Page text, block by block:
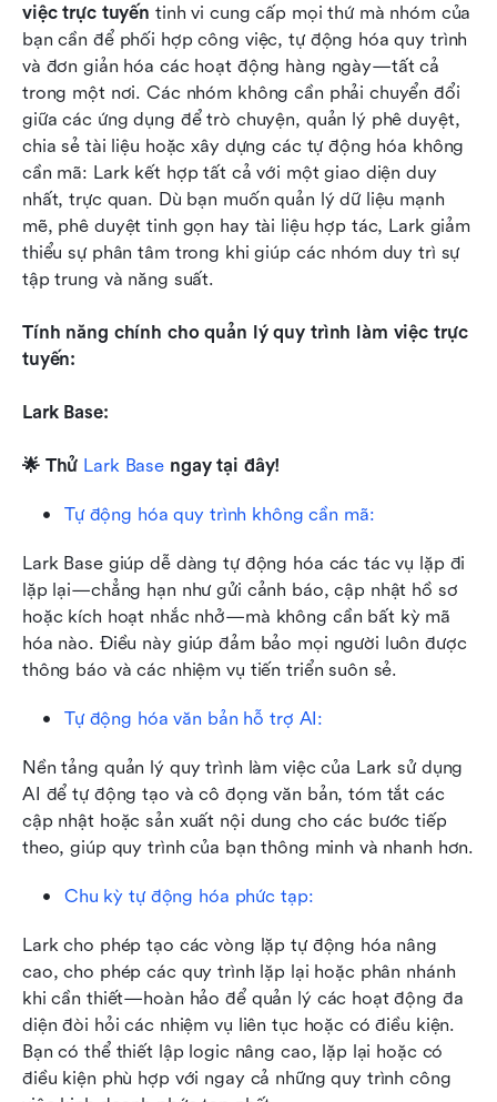
việc trực tuyến tinh vi cung cấp mọi thứ mà nhóm của
bạn cần để phối hợp công việc, tự động hóa quy trình
và đơn giản hóa các hoạt động hàng ngày—tất cả
trong một nơi. Các nhóm không cần phải chuyển đổi
giữa các ứng dụng để trò chuyện, quản lý phê duyệt,
chia sẻ tài liệu hoặc xây dựng các tự động hóa không
cần mã: Lark kết hợp tất cả với một giao diện duy
nhất, trực quan. Dù bạn muốn quản lý dữ liệu mạnh
mẽ, phê duyệt tinh gọn hay tài liệu hợp tác, Lark giảm
thiểu sự phân tâm trong khi giúp các nhóm duy trì sự
tập trung và năng suất.
Tính năng chính cho quản lý quy trình làm việc trực
tuyến:
Lark Base:
🌟 Thử Lark Base ngay tại đây!
Tự động hóa quy trình không cần mã:
Lark Base giúp dễ dàng tự động hóa các tác vụ lặp đi
lặp lại—chẳng hạn như gửi cảnh báo, cập nhật hồ sơ
hoặc kích hoạt nhắc nhở—mà không cần bất kỳ mã
hóa nào. Điều này giúp đảm bảo mọi người luôn được
thông báo và các nhiệm vụ tiến triển suôn sẻ.
Tự động hóa văn bản hỗ trợ AI:
Nền tảng quản lý quy trình làm việc của Lark sử dụng
AI để tự động tạo và cô đọng văn bản, tóm tắt các
cập nhật hoặc sản xuất nội dung cho các bước tiếp
theo, giúp quy trình của bạn thông minh và nhanh hơn.
Chu kỳ tự động hóa phức tạp:
Lark cho phép tạo các vòng lặp tự động hóa nâng
cao, cho phép các quy trình lặp lại hoặc phân nhánh
khi cần thiết—hoàn hảo để quản lý các hoạt động đa
diện đòi hỏi các nhiệm vụ liên tục hoặc có điều kiện.
Bạn có thể thiết lập logic nâng cao, lặp lại hoặc có
điều kiện phù hợp với ngay cả những quy trình công